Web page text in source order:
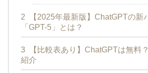
2
【2025年最新版】ChatGPTの新
「GPT-5」とは？
3
【比較表あり】ChatGPTは無料
紹介